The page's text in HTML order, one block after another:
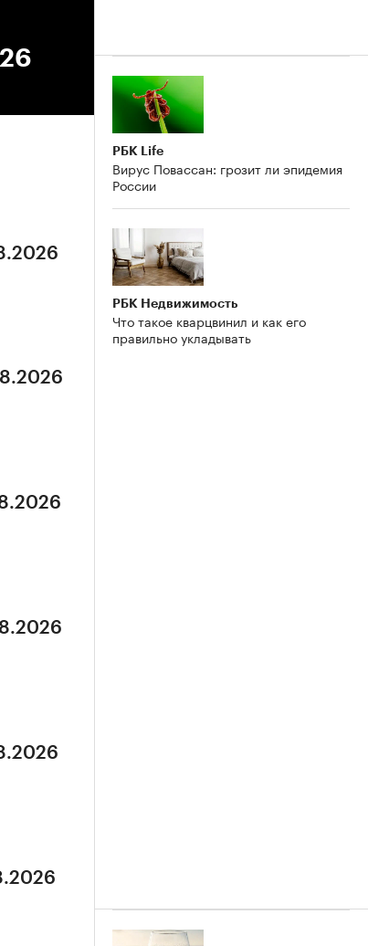
РБК Life
Вирус Повассан: грозит ли эпидемия
России
РБК Недвижимость
Что такое кварцвинил и как его
правильно укладывать